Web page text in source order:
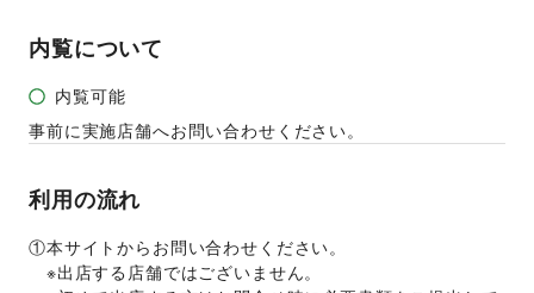
その他エンタメ・ガジェット
内覧について
内覧可能
事前に実施店舗へお問い合わせください。
利用の流れ
①本サイトからお問い合わせください。
※出店する店舗ではございません。